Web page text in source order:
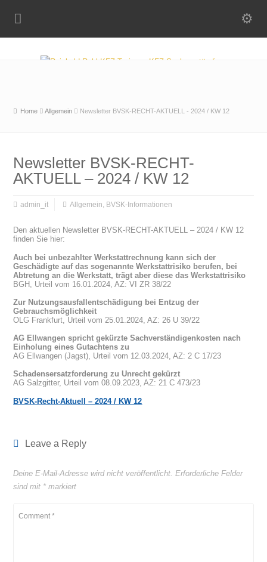
Home Allgemein Newsletter BVSK-RECHT-AKTUELL - 2024 / KW 12
Newsletter BVSK-RECHT-
AKTUELL – 2024 / KW 12
admin_it Allgemein, BVSK-Informationen
Den aktuellen Newsletter BVSK-RECHT-AKTUELL – 2024 / KW 12
finden Sie hier:
Auch bei unbezahlter Werkstattrechnung kann sich der
Geschädigte auf das sogenannte Werkstattrisiko berufen, bei
Abtretung an die Werkstatt, trägt aber diese das Werkstattrisiko
BGH, Urteil vom 16.01.2024, AZ: VI ZR 38/22
Zur Nutzungsausfallentschädigung bei Entzug der
Gebrauchsmöglichkeit
OLG Frankfurt, Urteil vom 25.01.2024, AZ: 26 U 39/22
AG Ellwangen spricht gekürzte Sachverständigenkosten nach
Einholung eines Gutachtens zu
AG Ellwangen (Jagst), Urteil vom 12.03.2024, AZ: 2 C 17/23
Schadensersatzforderung zu Unrecht gekürzt
AG Salzgitter, Urteil vom 08.09.2023, AZ: 21 C 473/23
BVSK-Recht-Aktuell – 2024 / KW 12
Leave a Reply
Deine E-Mail-Adresse wird nicht veröffentlicht. Erforderliche Felder
sind mit * markiert